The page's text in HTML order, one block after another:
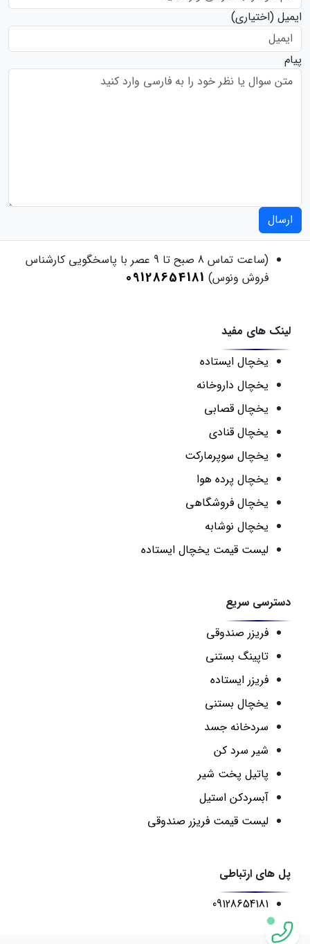
ایمیل (اختیاری)
پیام
ارسال
(ساعت تماس 8 صبح تا 9 عصر با پاسخگویی کارشناس
فروش ونوس) 09128654181
لینک های مفید
یخچال ایستاده
یخچال داروخانه
یخچال قصابی
یخچال قنادی
یخچال سوپرمارکت
یخچال پرده هوا
یخچال فروشگاهی
یخچال نوشابه
لیست قیمت یخچال ایستاده
دسترسی سریع
فریزر صندوقی
تاپینگ بستنی
فریزر ایستاده
یخچال بستنی
سردخانه جسد
شیر سرد کن
پاتیل پخت شیر
آبسردکن استیل
لیست قیمت فریزر صندوقی
پل های ارتباطی
09128654181